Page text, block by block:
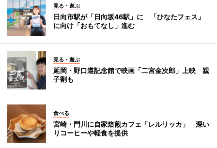
見る・遊ぶ
日向市駅が「日向坂46駅」に 「ひなたフェス」
に向け「おもてなし」進む
見る・遊ぶ
延岡・野口遵記念館で映画「二宮金次郎」上映 親
子割も
食べる
宮崎・門川に自家焙煎カフェ「レルリッカ」 深い
りコーヒーや軽食を提供